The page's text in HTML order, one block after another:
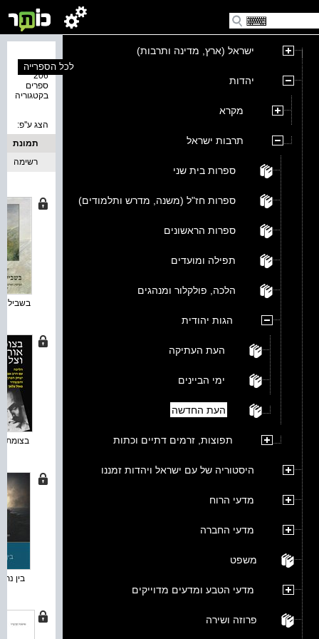
ישראל (ארץ, מדינה ותרבות)
יהדות
מקרא
תרבות ישראל
ספרות בית שני
ספרות חז"ל (משנה, מדרש ותלמודים)
ספרות הראשונים
תפילה ומועדים
הלכה, פולקלור ומנהגים
הגות יהודית
העת העתיקה
ימי הביינים
העת החדשה
תפוצות, זרמים דתיים וכתות
היסטוריה של עם ישראל ויהדות זמננו
מדעי הרוח
מדעי החברה
משפט
מדעי הטבע ומדעים מדוייקים
פרוזה ושירה
נמצאו
206
ספרים
בקטגוריה
לכל הספרייה
הצג ע''פ:
תמונת
כריכה
רשימה
בשביל
בצומת
בין